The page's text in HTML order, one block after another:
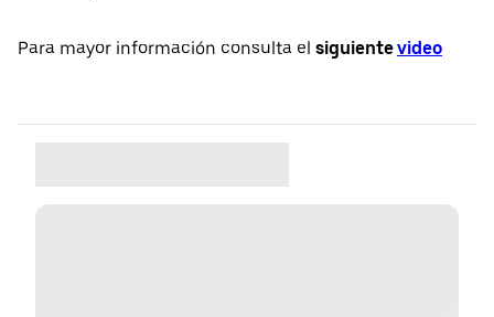
Para mayor información consulta el siguientevideo